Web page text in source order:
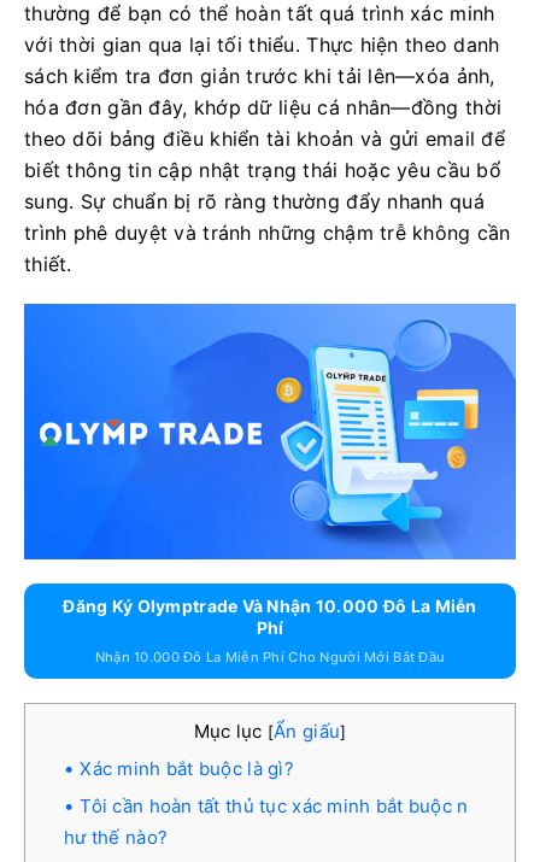
thường để bạn có thể hoàn tất quá trình xác minh
với thời gian qua lại tối thiểu. Thực hiện theo danh
sách kiểm tra đơn giản trước khi tải lên—xóa ảnh,
hóa đơn gần đây, khớp dữ liệu cá nhân—đồng thời
theo dõi bảng điều khiển tài khoản và gửi email để
biết thông tin cập nhật trạng thái hoặc yêu cầu bổ
sung. Sự chuẩn bị rõ ràng thường đẩy nhanh quá
trình phê duyệt và tránh những chậm trễ không cần
thiết.
Đăng Ký Olymptrade Và Nhận 10.000 Đô La Miễn
Phí
Nhận 10.000 Đô La Miễn Phí Cho Người Mới Bắt Đầu
Mục lục [Ẩn giấu]
Xác minh bắt buộc là gì?
Tôi cần hoàn tất thủ tục xác minh bắt buộc n
hư thế nào?